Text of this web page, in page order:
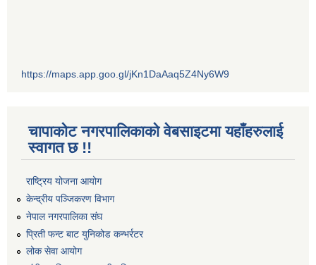
https://maps.app.goo.gl/jKn1DaAaq5Z4Ny6W9
चापाकोट नगरपालिकाको वेबसाइटमा यहाँहरुलाई
स्वागत छ !!
राष्ट्रिय योजना आयोग
केन्द्रीय पञ्जिकरण विभाग
नेपाल नगरपालिका संघ
प्रिती फन्ट बाट युनिकोड कन्भर्रटर
लोक सेवा आयोग